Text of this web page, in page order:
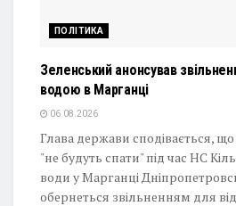
ПОЛІТИКА
Зеленський анонсував
водою в Марганці
06.08.2026
Глава держави сподівається,
"не будуть спати" під час НС
води у Марганці
обернеться звільненням для